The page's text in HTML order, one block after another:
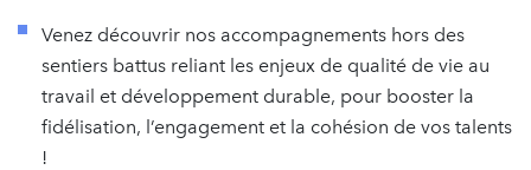
Venez découvrir nos accompagnements hors des
sentiers battus reliant les enjeux de qualité de vie au
travail et développement durable, pour booster la
fidélisation, l’engagement et la cohésion de vos talents
!